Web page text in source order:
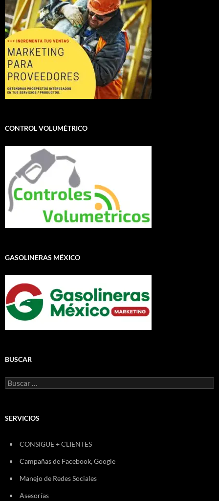
CONTROL VOLUMÉTRICO
GASOLINERAS MÉXICO
BUSCAR
Buscar:
SERVICIOS
CONSIGUE + CLIENTES
Campañas de Facebook, Google
Manejo de Redes Sociales
Asesorías